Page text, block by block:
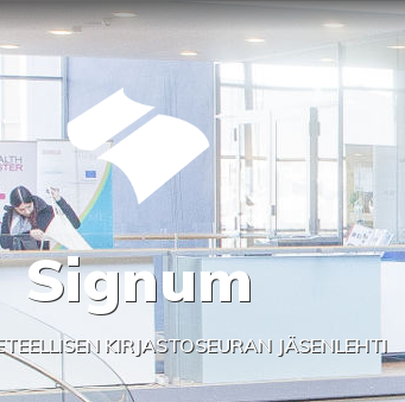
Signum
KIRJASTOSEURAN JÄSENLEHTI